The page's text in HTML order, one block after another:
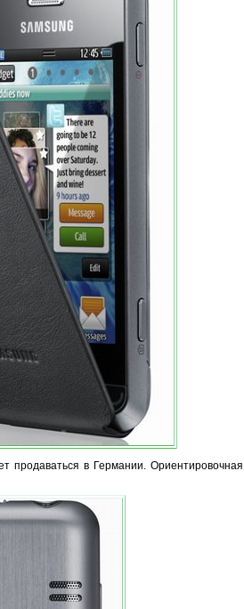
продаваться в Германии. Ориентировочная